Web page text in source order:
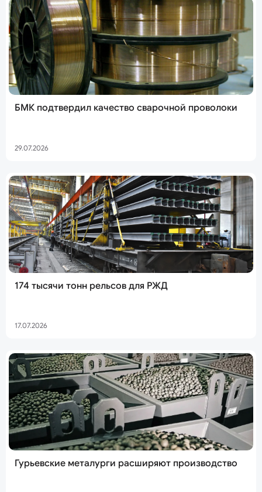
БМК подтвердил качество сварочной проволоки
29.07.2026
174 тысячи тонн рельсов для РЖД
17.07.2026
Гурьевские металурги расширяют производство